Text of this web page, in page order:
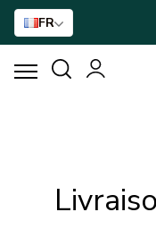
FR
COURS DE LISSAGE